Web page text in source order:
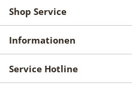
Shop Service
Informationen
Service Hotline